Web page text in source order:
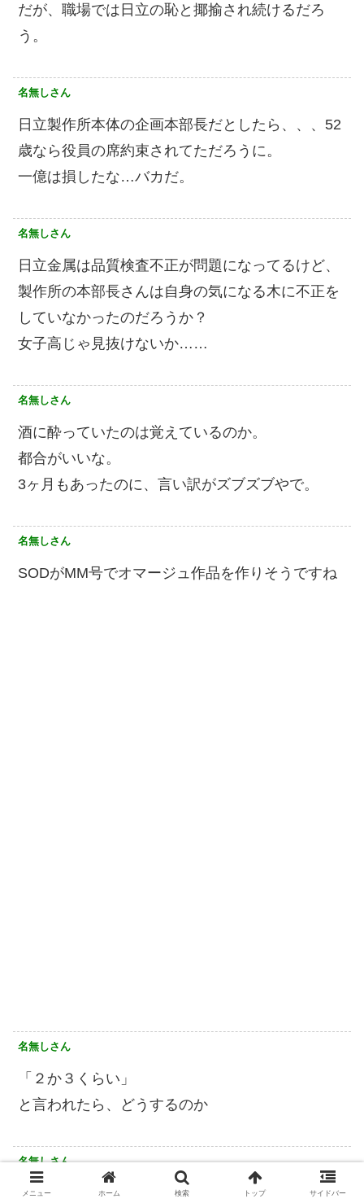
だが、職場では日立の恥と揶揄され続けるだろ
う。
名無しさん
日立製作所本体の企画本部長だとしたら、、、52
歳なら役員の席約束されてただろうに。
一億は損したな…バカだ。
名無しさん
日立金属は品質検査不正が問題になってるけど、
製作所の本部長さんは自身の気になる木に不正を
していなかったのだろうか？
女子高じゃ見抜けないか……
名無しさん
酒に酔っていたのは覚えているのか。
都合がいいな。
3ヶ月もあったのに、言い訳がズブズブやで。
名無しさん
SODがMM号でオマージュ作品を作りそうですね
名無しさん
「２か３くらい」
と言われたら、どうするのか
名無しさん
人事考課は10段階中ゼロになったのは確実だな。
メニュー ホーム 検索 トップ サイドバー